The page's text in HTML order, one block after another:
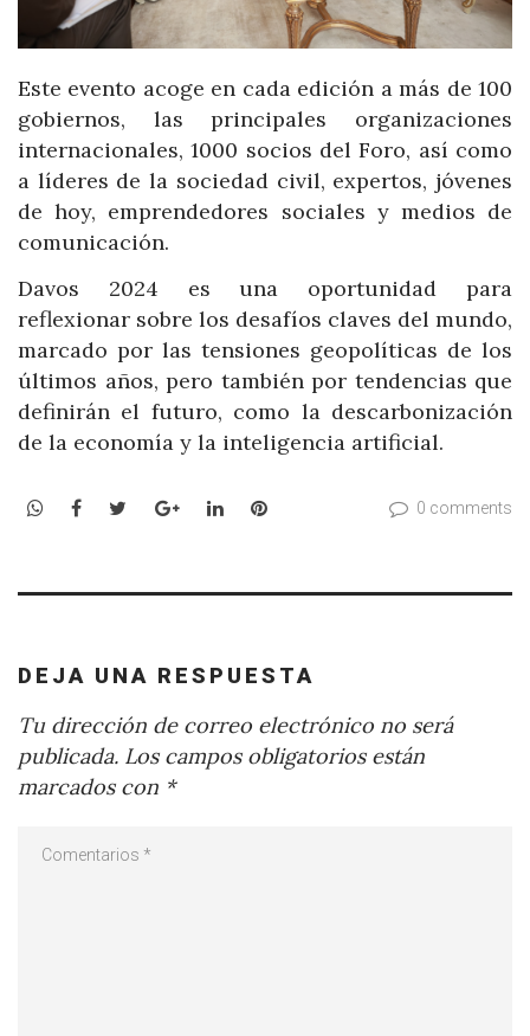
Este evento acoge en cada edición a más de 100
gobiernos, las principales organizaciones
internacionales, 1000 socios del Foro, así como
a líderes de la sociedad civil, expertos, jóvenes
de hoy, emprendedores sociales y medios de
comunicación.
Davos 2024 es una oportunidad para
reflexionar sobre los desafíos claves del mundo,
marcado por las tensiones geopolíticas de los
últimos años, pero también por tendencias que
definirán el futuro, como la descarbonización
de la economía y la inteligencia artificial.
WhatsApp
Facebook
TwitterGoogle+LinkedInPinterest 0 comments
DEJA UNA RESPUESTA
Tu dirección de correo electrónico no será
publicada. Los campos obligatorios están
marcados con *